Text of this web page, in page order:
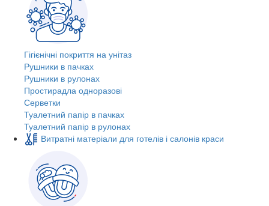
Гігієнічні покриття на унітаз
Рушники в пачках
Рушники в рулонах
Простирадла одноразові
Серветки
Туалетний папір в пачках
Туалетний папір в рулонах
Витратні матеріали для готелів і салонів краси